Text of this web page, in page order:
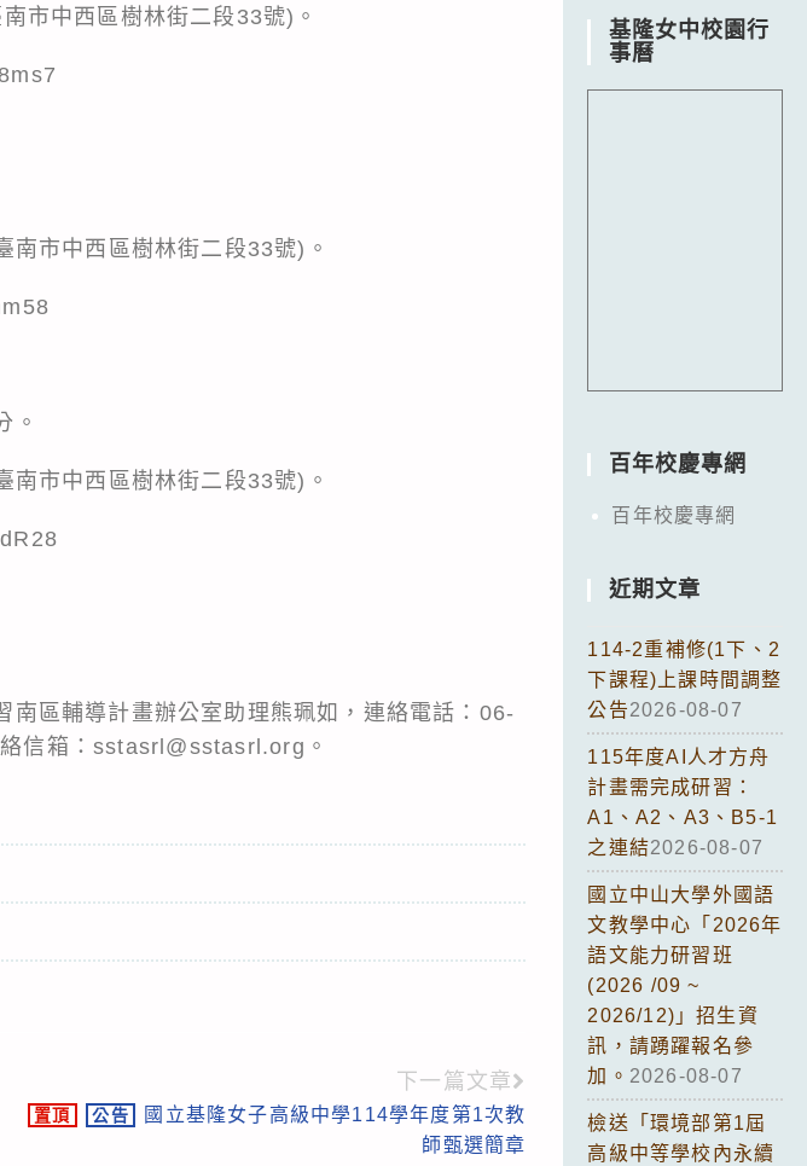
市中西區樹林街二段33號)。
南市中西區樹林街二段33號)。
。
南市中西區樹林街二段33號)。
南區輔導計畫辦公室助理熊珮如，連絡電話：06-
信箱：sstasrl@sstasrl.org。
下一篇文章
置頂 公告
國立基隆女子高級中學114學年度第1次教
師甄選簡章
基隆女中校園行
事曆
百年校慶專網
百年校慶專網
近期文章
114-2重補修(1下、2
下課程)上課時間調整
公告2026-08-07
115年度AI人才方舟
計畫需完成研習：
A1、A2、A3、B5-1
之連結2026-08-07
國立中山大學外國語
文教學中心「2026年
語文能力研習班
(2026 /09 ~
2026/12)」招生資
訊，請踴躍報名參
加。 2026-08-07
檢送「環境部第1屆
高級中等學校內永續